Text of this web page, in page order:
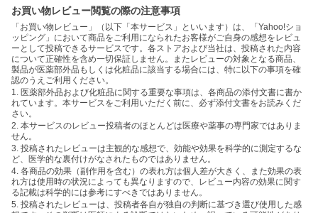
お買い物レビュー閲覧の際の注意事項
「お買い物レビュー」（以下「本サービス」といいます）は、「Yahoo!ショ
ッピング」において商品をご利用になられたお客様がご自身の感想をレビュ
ーとして投稿できるサービスです。各ストアおよび当社は、投稿された内容
について正確性を含め一切保証しません。またレビューの対象となる商品、
製品が医薬部外品もしくは化粧品に該当する場合には、特に以下の事項を確
認のうえご利用ください。
1. 医薬部外品および化粧品に関する重要な事項は、各商品の添付文書に書か
れています。本サービスをご利用いただく前に、必ず添付文書をお読みくだ
さい。
2. 本サービスのレビュー投稿者のほとんどは医療や薬事の専門家ではありま
せん。
3. 投稿されたレビューは主観的な感想で、効能や効果を科学的に測定するな
ど、医学的な裏付けがなされたものではありません。
4. 各商品の効果（副作用を含む）の表れ方は個人差が大きく、また効果の表
れ方は使用時の状況によっても異なりますので、レビュー内容の効果に関す
る記載は科学的には参考にすべきではありません。
5. 投稿されたレビューは、投稿者各自が独自の判断に基づき選び使用した感